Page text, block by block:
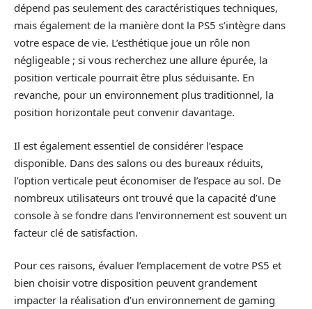
dépend pas seulement des caractéristiques techniques,
mais également de la manière dont la PS5 s’intègre dans
votre espace de vie. L’esthétique joue un rôle non
négligeable ; si vous recherchez une allure épurée, la
position verticale pourrait être plus séduisante. En
revanche, pour un environnement plus traditionnel, la
position horizontale peut convenir davantage.
Il est également essentiel de considérer l’espace
disponible. Dans des salons ou des bureaux réduits,
l’option verticale peut économiser de l’espace au sol. De
nombreux utilisateurs ont trouvé que la capacité d’une
console à se fondre dans l’environnement est souvent un
facteur clé de satisfaction.
Pour ces raisons, évaluer l’emplacement de votre PS5 et
bien choisir votre disposition peuvent grandement
impacter la réalisation d’un environnement de gaming